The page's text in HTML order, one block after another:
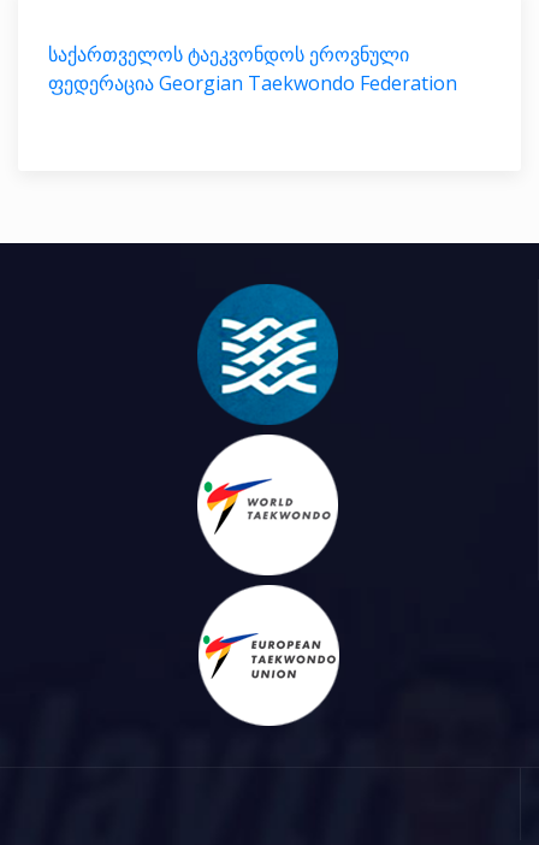
საქართველოს ტაეკვონდოს ეროვნული
ფედერაცია Georgian Taekwondo Federation